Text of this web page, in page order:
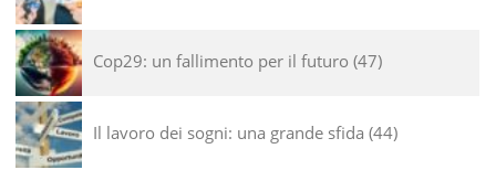
Cop29: un fallimento per il futuro 47
Il lavoro dei sogni: una grande sfida 44